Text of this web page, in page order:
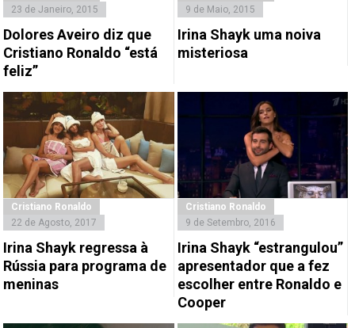
23 de Janeiro, 2015
Dolores Aveiro diz que
Cristiano Ronaldo “está
feliz”
9 de Maio, 2015
Irina Shayk uma noiva
misteriosa
Cristiano Ronaldo
22 de Agosto, 2017
Irina Shayk regressa à
Rússia para programa de
meninas
Cristiano Ronaldo
9 de Setembro, 2016
Irina Shayk “estrangulou”
apresentador que a fez
escolher entre Ronaldo e
Cooper